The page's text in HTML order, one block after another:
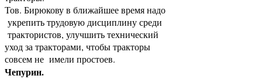
Тов. Бирюкову в ближайшее время надо
укрепить трудовую дисциплину среди
трактористов, улучшить технический
уход за тракторами, чтобы тракторы
совсем не имели простоев.
Чепурин.